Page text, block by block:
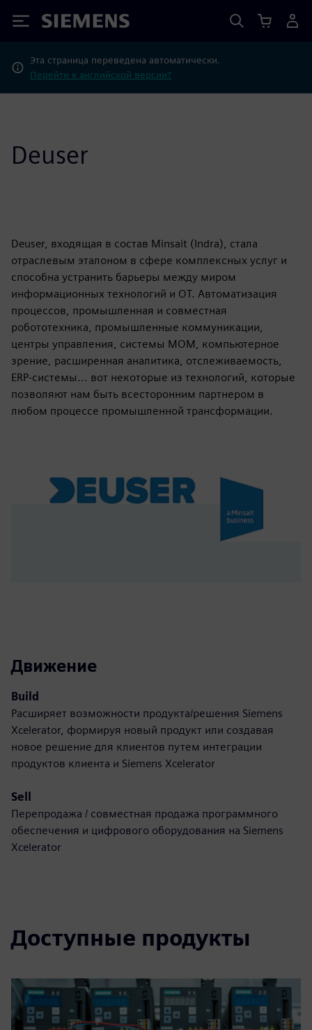
Siemens
Эта страница переведена автоматически.
Перейти к английской версии?
Deuser
Deuser, входящая в состав Minsait (Indra), стала
отраслевым эталоном в сфере комплексных услуг и
способна устранить барьеры между миром
информационных технологий и OT. Автоматизация
процессов, промышленная и совместная
робототехника, промышленные коммуникации,
центры управления, системы MOM, компьютерное
зрение, расширенная аналитика, отслеживаемость,
ERP-системы... вот некоторые из технологий, которые
позволяют нам быть всесторонним партнером в
любом процессе промышленной трансформации.
Движение
Build
Расширяет возможности продукта/решения Siemens
Xcelerator, формируя новый продукт или создавая
новое решение для клиентов путем интеграции
продуктов клиента и Siemens Xcelerator
Sell
Перепродажа / совместная продажа программного
обеспечения и цифрового оборудования на Siemens
Xcelerator
Доступные продукты